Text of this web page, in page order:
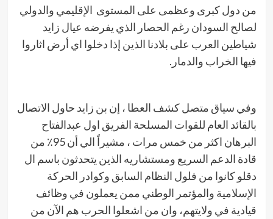
من دول كبرى وعظمى على المستوى الإقليمي والدولي
لصالح السودان رغم الحصار الذي يفرضه عيال زايد
شياطين العرب على بلادنا الذين إذا دخلوا اي أرض اثاروا
فيها الخراب والدمار.
وفي سياق متصل كشف العطا ، إن بن زايد حاول الاتصال
بالقائد العام للقوات المسلحة الفريق اول عبدالفتاح
البرهان اكثر من خمس مرات ، مشيراً الي أن 95٪ من
قادة الدعم السريع ومستشاريه الذين يتحدثون باسم ال
دقلو كانوا من فلول النظام السابق وكوادر الحركة
الإسلامية والمؤتمر الوطني ممن يعملون في وظائف
قيادية في ولايتهم، وان من اشعلوا الحرب هم الآن من